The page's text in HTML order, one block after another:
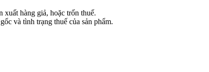
xuất hàng giả, hoặc trốn thuế.
và tình trạng thuế của sản phẩm.